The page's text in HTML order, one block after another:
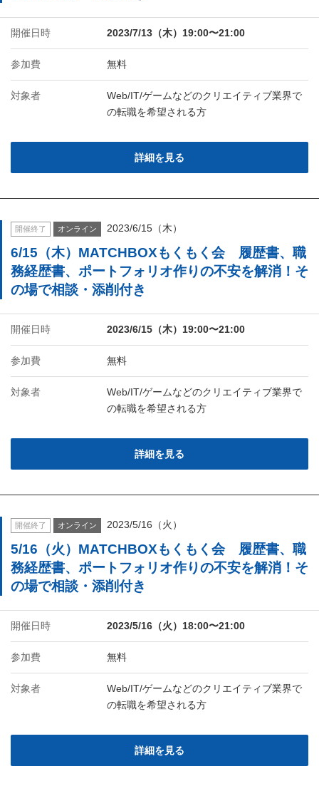
開催日時 2023/7/13（木）19:00〜21:00
参加費 無料
対象者
Web/IT/ゲームなどのクリエイティブ業界で
の転職を希望される方
詳細を見る
開催終了 オンライン 2023/6/15（木）
6/15（木）MATCHBOXもくもく会 履歴書、職
務経歴書、ポートフォリオ作りの不安を解消！そ
の場で相談・添削付き
開催日時 2023/6/15（木）19:00〜21:00
参加費 無料
対象者
Web/IT/ゲームなどのクリエイティブ業界で
の転職を希望される方
詳細を見る
開催終了 オンライン 2023/5/16（火）
5/16（火）MATCHBOXもくもく会 履歴書、職
務経歴書、ポートフォリオ作りの不安を解消！そ
の場で相談・添削付き
開催日時 2023/5/16（火）18:00〜21:00
参加費 無料
対象者
Web/IT/ゲームなどのクリエイティブ業界で
の転職を希望される方
詳細を見る